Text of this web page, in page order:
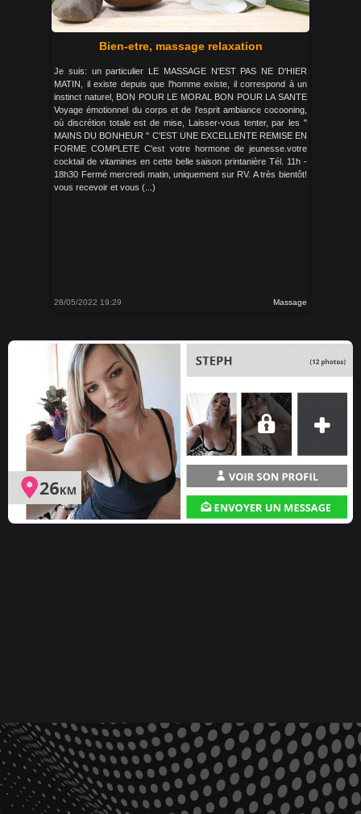
Bien-etre, massage relaxation
Je suis: un particulier LE MASSAGE N'EST PAS NE D'HIER
MATIN, il existe depuis que l'homme existe, il correspond à un
instinct naturel, BON POUR LE MORAL BON POUR LA SANTE
Voyage émotionnel du corps et de l'esprit ambiance cocooning,
où discrétion totale est de mise, Laisser-vous tenter, par les "
MAINS DU BONHEUR " C'EST UNE EXCELLENTE REMISE EN
FORME COMPLETE C'est votre hormone de jeunesse.votre
cocktail de vitamines en cette belle saison printanière Tél. 11h -
18h30 Fermé mercredi matin, uniquement sur RV. A très bientôt!
vous recevoir et vous (...)
28/05/2022 19:29 Massage